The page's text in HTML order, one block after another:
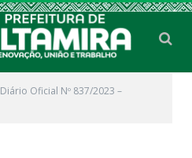
Diário Oficial Nº 837/2023 –